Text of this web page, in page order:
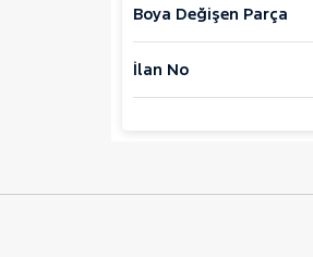
PEUGEOT
Boya Değişen Parça
İlan No